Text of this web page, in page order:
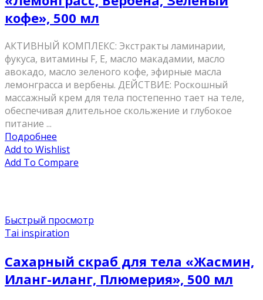
кофе», 500 мл
AКТИВНЫЙ КОМПЛЕКС: Экстракты ламинарии,
фукуса, витамины F, Е, масло макадамии, масло
авокадо, масло зеленого кофе, эфирные масла
лемонграсса и вербены. ДЕЙСТВИЕ: Роскошный
массажный крем для тела постепенно тает на теле,
обеспечивая длительное скольжение и глубокое
питание ...
Подробнее
Add to Wishlist
Add To Compare
Быстрый просмотр
Tai inspiration
Сахарный скраб для тела «Жасмин,
Иланг-иланг, Плюмерия», 500 мл